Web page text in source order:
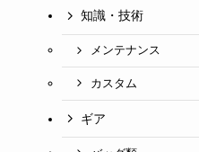
知識・技術
メンテナンス
カスタム
ギア